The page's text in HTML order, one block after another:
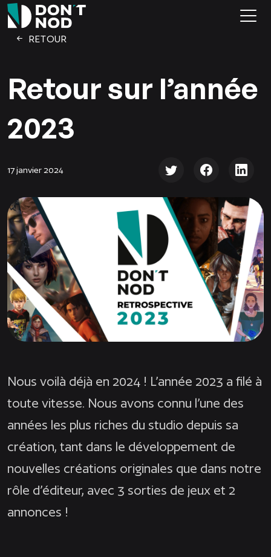
RETOUR
Retour sur l’année
2023
17 janvier 2024
Nous voilà déjà en 2024 ! L’année 2023 a filé à
toute vitesse. Nous avons connu l’une des
années les plus riches du studio depuis sa
création, tant dans le développement de
nouvelles créations originales que dans notre
rôle d’éditeur, avec 3 sorties de jeux et 2
annonces !